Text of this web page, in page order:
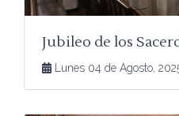
Jubileo de los
Lunes 04 de Agosto,